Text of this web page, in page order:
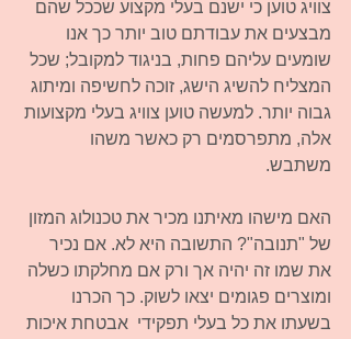
צוויג טוען כי ישנם בעלי מקצוע שככל שהם
מבצעים את עבודתם טוב יותר כך אנו
שומעים עליהם פחות, בניגוד למקובל; שכל
המצליח להשיג הישג, זוכה לחשיפה ומיתוג
גבוה יותר. למעשה טוען צוויג בעלי מקצועות
אלה, מתפרסמים רק כאשר משהו
משתבש.
האם מישהו מאיתנו מכיר את טכנולוג המזון
של "תנובה"? התשובה היא לא. אם נכיר
את שמו זה יהיה אך ורק אם מחלקתו כשלה
ומוצרים פגומים יצאו לשוק. כך הכרנו
בשעתו את כל בעלי תפקידי  אבטחת איכות